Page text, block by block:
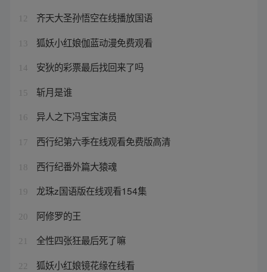
12 齐天大圣孙悟空在线播放国语
13 狐妖小红娘伽蓝动漫免费观看
14 安狄的彩票最后找回来了吗
15 斩月是谁
16 异人之下冯宝宝演员
17 西行纪第六季在线观看免费版高清
18 西行纪番外篇大猿魂
19 龙珠z国语版在线观看154集
20 阿修罗的王
21 全性四张狂最后死了嘛
22 狐妖小红娘镜花缘在线看